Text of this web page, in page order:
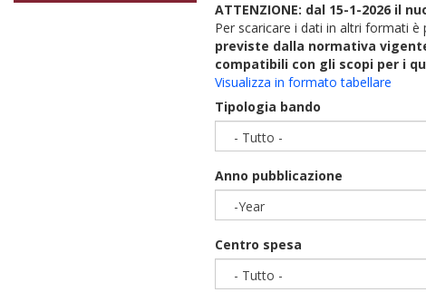
ATTENZIONE: dal 15-1-2026 il
Per scaricare i dati in altri formati
previste dalla normativa
compatibili con gli scopi per i
Visualizza in formato tabellare
Tipologia bando
- Tutto -
Anno pubblicazione
-Year
Centro spesa
- Tutto -